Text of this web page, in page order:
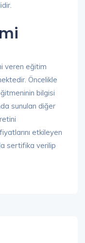
veren eğitim
Öncelikle
bilgisi
sunulan diğer
etkileyen
sertifika verilip